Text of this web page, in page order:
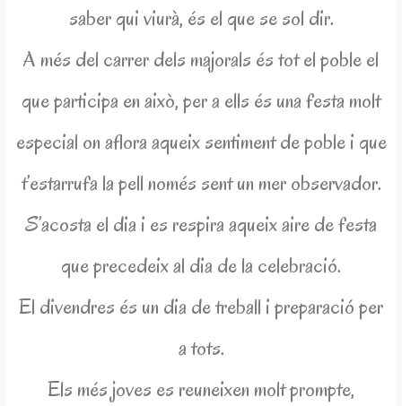
saber qui viurà, és el que se sol dir.
A més del carrer dels majorals és tot el poble el
que participa en això, per a ells és una festa molt
especial on aflora aqueix sentiment de poble i que
t’estarrufa la pell només sent un mer observador.
S’acosta el dia i es respira aqueix aire de festa
que precedeix al dia de la celebració.
El divendres és un dia de treball i preparació per
a tots.
Els més joves es reuneixen molt prompte,